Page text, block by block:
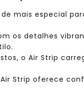
mais especial
os detalhes
o Air Strip
Strip oferece